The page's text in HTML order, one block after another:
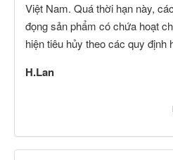
Việt Nam. Quá thời hạn này,
đọng sản phẩm có chứa hoạt
hiện tiêu hủy theo các quy định
H.Lan